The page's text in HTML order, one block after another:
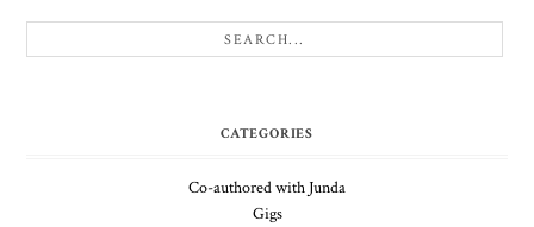
CATEGORIES
Co-authored with Junda
Gigs